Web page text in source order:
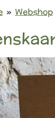
» Webshop